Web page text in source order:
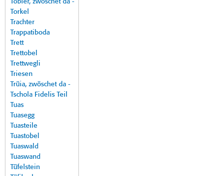
Töbler, zwöschet da -
Torkel
Trachter
Trappatiboda
Trett
Trettobel
Trettwegli
Triesen
Trüia, zwöschet da -
Tschola Fidelis Teil
Tuas
Tuasegg
Tuasteile
Tuastobel
Tuaswald
Tuaswand
Tüfelstein